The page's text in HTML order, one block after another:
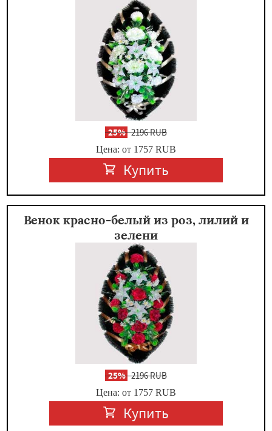
-25%2196 RUB
Цена: от 1757 RUB
Купить
Венок красно-белый из роз, лилий и
зелени
-25%2196 RUB
Цена: от 1757 RUB
Купить